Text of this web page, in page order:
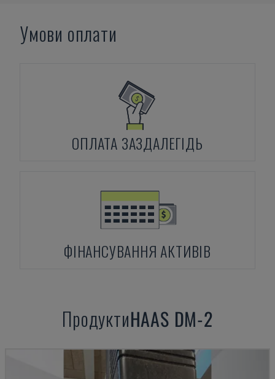
Умови оплати
ОПЛАТА ЗАЗДАЛЕГІДЬ
ФІНАНСУВАННЯ АКТИВІВ
ПродуктиHAAS DM-2